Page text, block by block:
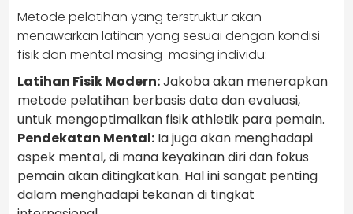
Metode pelatihan yang terstruktur akan
menawarkan latihan yang sesuai dengan kondisi
fisik dan mental masing-masing individu:
Latihan Fisik Modern:Jakoba akan menerapkan
metode pelatihan berbasis data dan evaluasi,
untuk mengoptimalkan fisik athletik para pemain.
Pendekatan Mental: Ia juga akan menghadapi
aspek mental, di mana keyakinan diri dan fokus
pemain akan ditingkatkan. Hal ini sangat penting
dalam menghadapi tekanan di tingkat